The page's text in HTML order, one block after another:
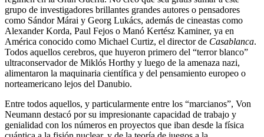
grupo de investigadores brillantes grandes autores o pensadores
como Sándor Márai y Georg Lukács, además de cineastas como
Alexander Korda, Paul Fejos o Manó Kertész Kaminer, ya en
América conocido como Michael Curtiz, el director de Casablanca.
Todos aquellos cerebros, que huyeron primero del “terror blanco”
ultraconservador de Miklós Horthy y luego de la amenaza nazi,
alimentaron la maquinaria científica y del pensamiento europeo o
norteamericano lejos del Danubio.
Entre todos aquellos, y particularmente entre los “marcianos”, Von
Neumann destacó por su impresionante capacidad de trabajo y
genialidad con los números en proyectos que iban desde la física